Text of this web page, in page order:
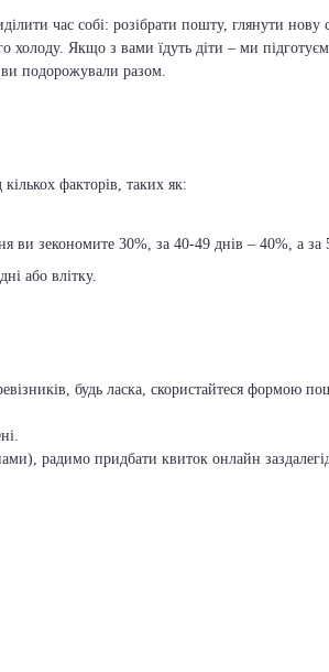
час собі: розібрати пошту, глянути нову
холоду. Якщо з вами їдуть діти – ми
ви подорожували разом.
факторів, таких як:
ви зекономите 30%, за 40-49 днів – 40%, а за
або влітку.
будь ласка, скористайтеся формою
радимо придбати квиток онлайн